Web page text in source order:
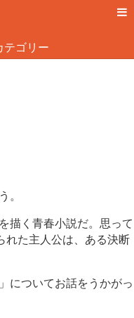
テゴリー
描く青春小説だ。思って
れた主人公は、ある決断
についてお話をうかがっ